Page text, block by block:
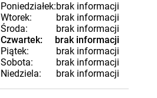
Poniedziałek:brak informacji
Wtorek:
brak informacji
Środa:
brak informacji
Czwartek:
brak informacji
Piątek:
brak informacji
Sobota:
brak informacji
Niedziela:
brak informacji